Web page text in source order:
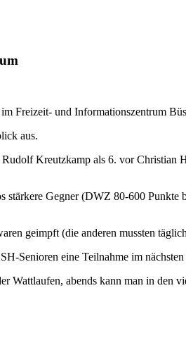
Freizeit- und Informationszentrum
aus.
Kreutzkamp als 6. vor
Gegner (DWZ 80-600
geimpft (die anderen mussten
Senioren eine Teilnahme im nächsten
Wattlaufen, abends kann man in den